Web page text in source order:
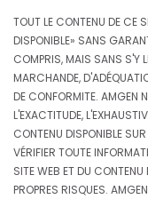
TOUT LE CONTENU DE CE
DISPONIBLE» SANS
COMPRIS, MAIS SANS S'Y
MARCHANDE,
DE CONFORMITE. AMGEN
L'EXACTITUDE,
CONTENU DISPONIBLE
VÉRIFIER TOUTE
SITE WEB ET DU
PROPRES RISQUES.